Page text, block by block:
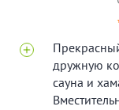
дружную
сауна и